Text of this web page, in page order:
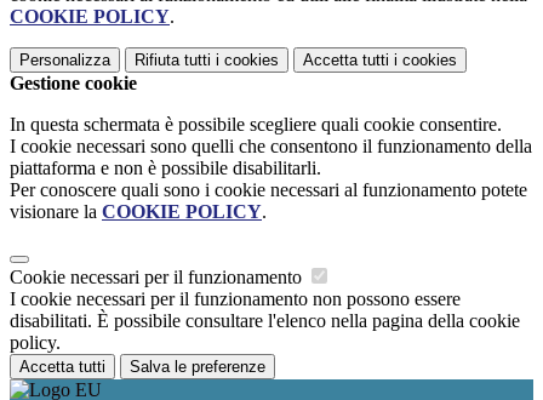
COOKIE POLICY.
Personalizza Rifiuta tutti i cookies Accetta tutti i cookies
Gestione cookie
In questa schermata è possibile scegliere quali cookie consentire.
I cookie necessari sono quelli che consentono il funzionamento della
piattaforma e non è possibile disabilitarli.
Per conoscere quali sono i cookie necessari al funzionamento potete
visionare la COOKIE POLICY.
Cookie necessari per il funzionamento
I cookie necessari per il funzionamento non possono essere
disabilitati. È possibile consultare l'elenco nella pagina della cookie
policy.
Accetta tutti Salva le preferenze